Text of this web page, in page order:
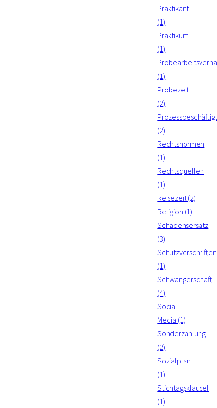
Praktikant
(1)
Praktikum
(1)
(1)
Probezeit
(2)
(2)
Rechtsnormen
(1)
Rechtsquellen
(1)
Reisezeit (2)
Religion (1)
Schadensersatz
(3)
Schutzvorschriften
(1)
Schwangerschaft
(4)
Social
Media (1)
Sonderzahlung
(2)
Sozialplan
(1)
Stichtagsklausel
(1)